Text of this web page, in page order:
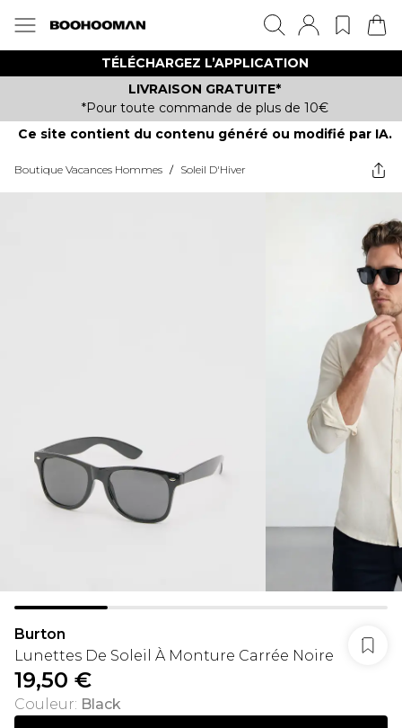
TÉLÉCHARGEZ L’APPLICATION
LIVRAISON GRATUITE*
*Pour toute commande de plus de 10€
Ce site contient du contenu généré ou modifié par IA.
Boutique Vacances Hommes / Soleil D'Hiver
Burton
Lunettes De Soleil À Monture Carrée Noire
19,50 €
Couleur: Black